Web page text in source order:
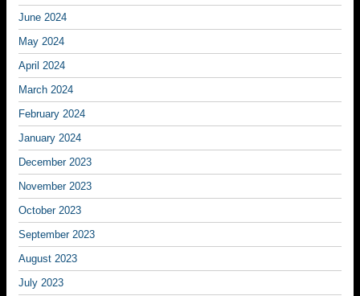
June 2024
May 2024
April 2024
March 2024
February 2024
January 2024
December 2023
November 2023
October 2023
September 2023
August 2023
July 2023